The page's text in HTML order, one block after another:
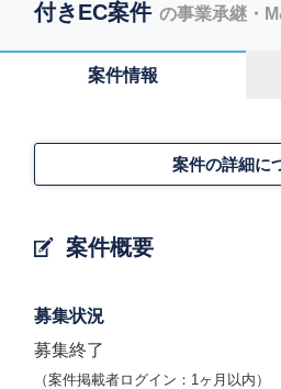
付きEC案件 の事業承継・
案件情報
案件概要
案件の詳細に
募集状況
募集終了
（案件掲載者ログイン：1ヶ月以内）